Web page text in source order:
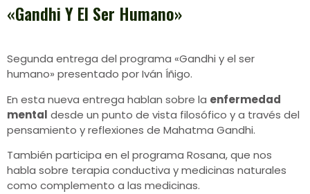
«Gandhi Y El Ser Humano»
Segunda entrega del programa «Gandhi y el ser
humano» presentado por Iván Íñigo.
En esta nueva entrega hablan sobre la enfermedad
mental desde un punto de vista filosófico y a través del
pensamiento y reflexiones de Mahatma Gandhi.
También participa en el programa Rosana, que nos
habla sobre terapia conductiva y medicinas naturales
como complemento a las medicinas.